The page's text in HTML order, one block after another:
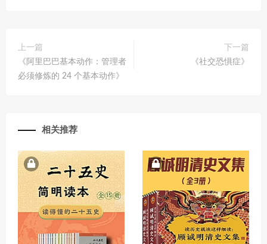
上一篇
《阿里巴巴基本动作：管理者
必须修炼的 24 个基本动作》
下一篇
《社交恐惧症》
相关推荐